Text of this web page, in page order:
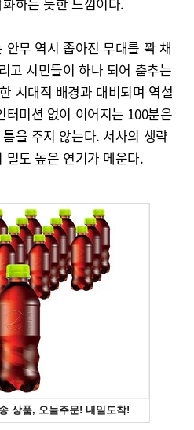
무 역시 좁아진 무대를 꽉 채
고 시민들이 하나 되어 춤추는
시대적 배경과 대비되며 역설
미션 없이 이어지는 100분은
을 주지 않는다. 서사의 생략
밀도 높은 연기가 메운다.